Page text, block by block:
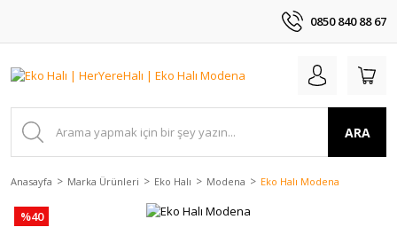
0850 840 88 67
ARA
Anasayfa Marka Ürünleri Eko Halı Modena Eko Halı Modena
%40